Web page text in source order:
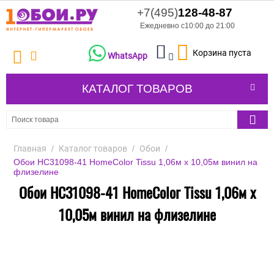
+7(495)128-48-87
Ежедневно с10:00 до 21:00
Корзина пуста
WhatsApp
КАТАЛОГ ТОВАРОВ
Главная / Каталог товаров / Обои /
Обои HC31098-41 HomeColor Tissu 1,06м х 10,05м винил на
флизелине
Обои HC31098-41 HomeColor Tissu 1,06м х
10,05м винил на флизелине